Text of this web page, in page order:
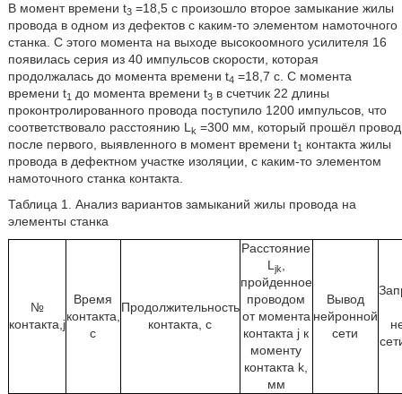
В момент времени t3=18,5 с произошло второе замыкание жилы
провода в одном из дефектов с каким-то элементом намоточного
станка. С этого момента на выходе высокоомного усилителя 16
появилась серия из 40 импульсов скорости, которая
продолжалась до момента времени t4 =18,7 с. С момента
времени t1 до момента времени t3в счетчик 22 длины
проконтролированного провода поступило 1200 импульсов, что
соответствовало расстоянию Lk =300 мм, который прошёл провод
после первого, выявленного в момент времени t1 контакта жилы
провода в дефектном участке изоляции, с каким-то элементом
намоточного станка контакта.
Таблица 1. Анализ вариантов замыканий жилы провода на
элементы станка
№
контакта,j
Время
контакта,
с
Продолжительность
контакта, с
Расстояние
Ljk,
пройденное
проводом
от момента
контакта j к
моменту
контакта k,
мм
Вывод
нейронной
сети